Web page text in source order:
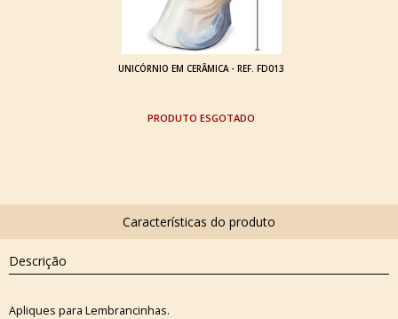
UNICÓRNIO EM CERÂMICA - REF. FD013
ESGOTADO
Descrição
Apliques para Lembrancinhas.